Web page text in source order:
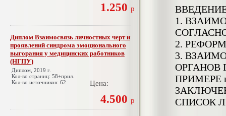
1.250 р
Диплом Взаимосвязь личностных черт и
проявлений синдрома эмоционального
выгорания у медицинских работников
(НГПУ)
Диплом, 2019 г.
Кол-во страниц: 58+прил.
Кол-во источников: 62
Цена:
4.500 р
1.
2.
3.
ОРГАНОВ
ПРИМЕРЕ
СПИСОК